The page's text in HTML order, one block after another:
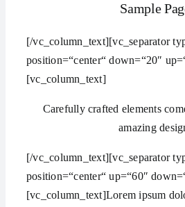
Sample
[/vc_column_text][vc_separator
position=“center“ down=“20″
[vc_column_text]
Carefully crafted elements
amazing
[/vc_column_text][vc_separator
position=“center“ up=“60″
[vc_column_text]Lorem ipsum